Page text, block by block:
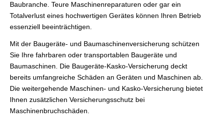
Baubranche. Teure Maschinenreparaturen oder gar ein
Totalverlust eines hochwertigen Gerätes können Ihren Betrieb
essenziell beeinträchtigen.
Mit der Baugeräte- und Baumaschinenversicherung schützen
Sie Ihre fahrbaren oder transportablen Baugeräte und
Baumaschinen. Die Baugeräte-Kasko-Versicherung deckt
bereits umfangreiche Schäden an Geräten und Maschinen ab.
Die weitergehende Maschinen- und Kasko-Versicherung bietet
Ihnen zusätzlichen Versicherungsschutz bei
Maschinenbruchschäden.